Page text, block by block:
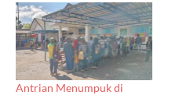
Antrian Menumpuk di